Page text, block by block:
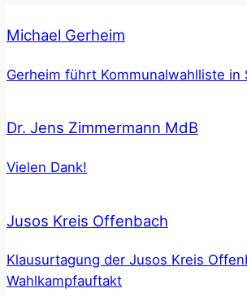
Michael Gerheim
Gerheim führt Kommunalwahlliste in
Dr. Jens Zimmermann MdB
Vielen Dank!
Jusos Kreis Offenbach
Klausurtagung der Jusos Kreis
Wahlkampfauftakt